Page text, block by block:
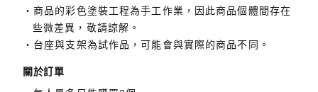
商品的彩色塗裝工程為手工作業，因此商品個體間存在
些微差異，敬請諒解。
台座與支架為試作品，可能會與實際的商品不同。
關於訂單